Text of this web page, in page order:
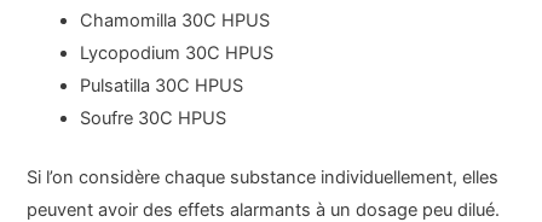
Chamomilla 30C HPUS
Lycopodium 30C HPUS
Pulsatilla 30C HPUS
Soufre 30C HPUS
Si l’on considère chaque substance individuellement, elles
peuvent avoir des effets alarmants à un dosage peu dilué.